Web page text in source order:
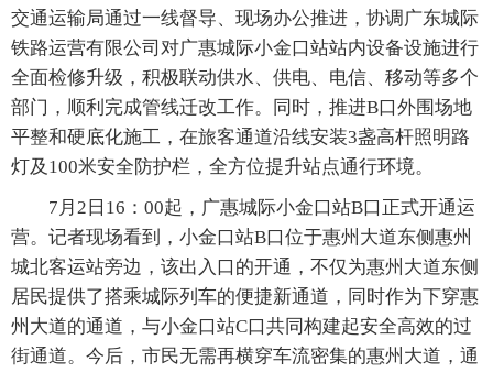
交通运输局通过一线督导、现场办公推进，协调广东城际
铁路运营有限公司对广惠城际小金口站站内设备设施进行
全面检修升级，积极联动供水、供电、电信、移动等多个
部门，顺利完成管线迁改工作。同时，推进B口外围场地
平整和硬底化施工，在旅客通道沿线安装3盏高杆照明路
灯及100米安全防护栏，全方位提升站点通行环境。
7月2日16：00起，广惠城际小金口站B口正式开通运
营。记者现场看到，小金口站B口位于惠州大道东侧惠州
城北客运站旁边，该出入口的开通，不仅为惠州大道东侧
居民提供了搭乘城际列车的便捷新通道，同时作为下穿惠
州大道的通道，与小金口站C口共同构建起安全高效的过
街通道。今后，市民无需再横穿车流密集的惠州大道，通